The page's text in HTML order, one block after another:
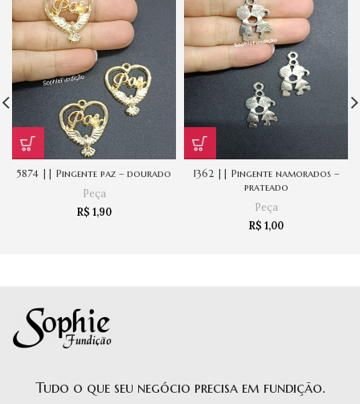
5874 || Pingente paz – dourado
Peça
R$ 1,90
1362 || Pingente namorados –
prateado
Peça
R$ 1,00
Tudo o que seu negócio precisa em fundição.